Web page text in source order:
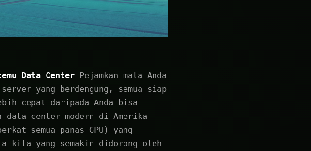
Data Center Pejamkan mata Anda
yang berdengung, semua siap
cepat daripada Anda bisa
center modern di Amerika
semua panas GPU) yang
kita yang semakin didorong oleh